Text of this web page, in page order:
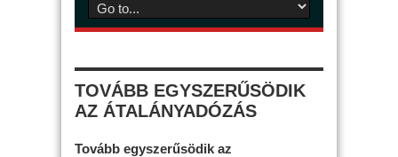
TOVÁBB EGYSZERŰSÖDIK
AZ ÁTALÁNYADÓZÁS
Tovább egyszerűsödik az